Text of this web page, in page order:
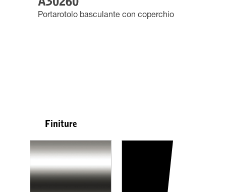
Portarotolo basculante con coperchio
Finiture